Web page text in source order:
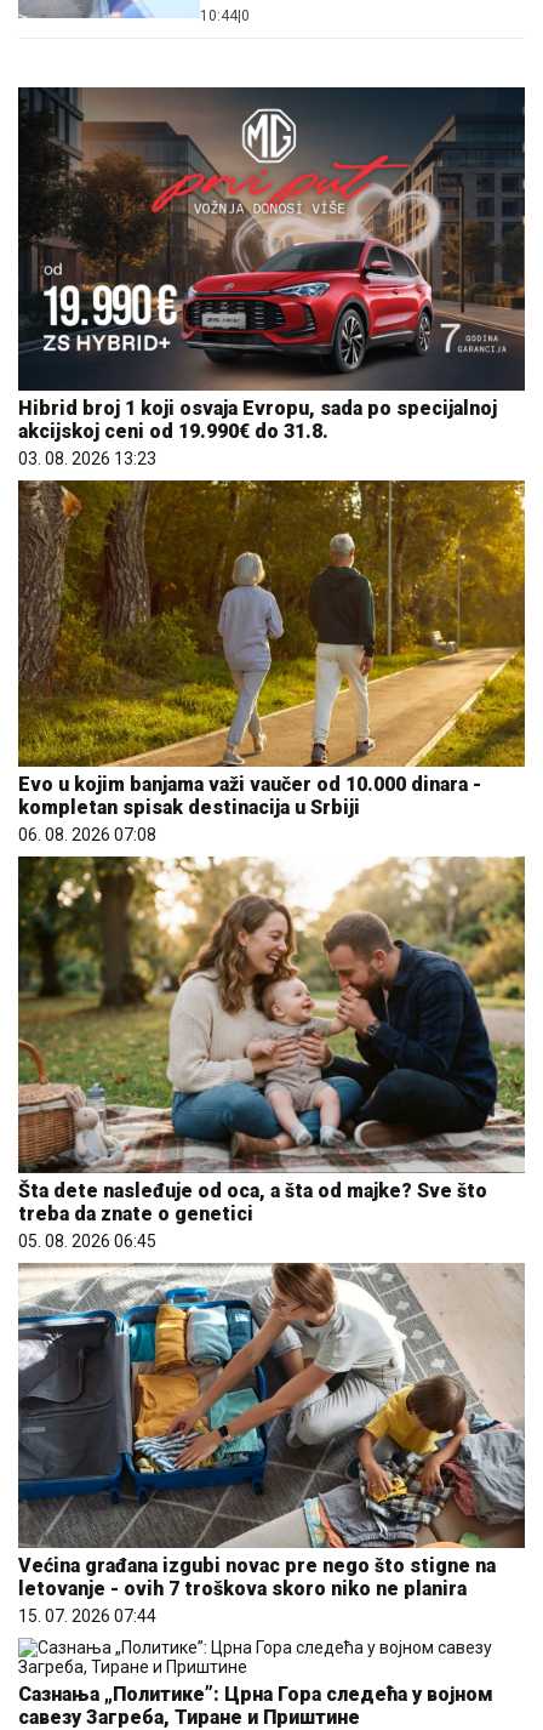
10:44|0
Hibrid broj 1 koji osvaja Evropu, sada po specijalnoj
akcijskoj ceni od 19.990€ do 31.8.
03. 08. 2026 13:23
Evo u kojim banjama važi vaučer od 10.000 dinara -
kompletan spisak destinacija u Srbiji
06. 08. 2026 07:08
Šta dete nasleđuje od oca, a šta od majke? Sve što
treba da znate o genetici
05. 08. 2026 06:45
Većina građana izgubi novac pre nego što stigne na
letovanje - ovih 7 troškova skoro niko ne planira
15. 07. 2026 07:44
Сазнања „Политике”: Црна Гора следећа у војном
савезу Загреба, Тиране и Приштине